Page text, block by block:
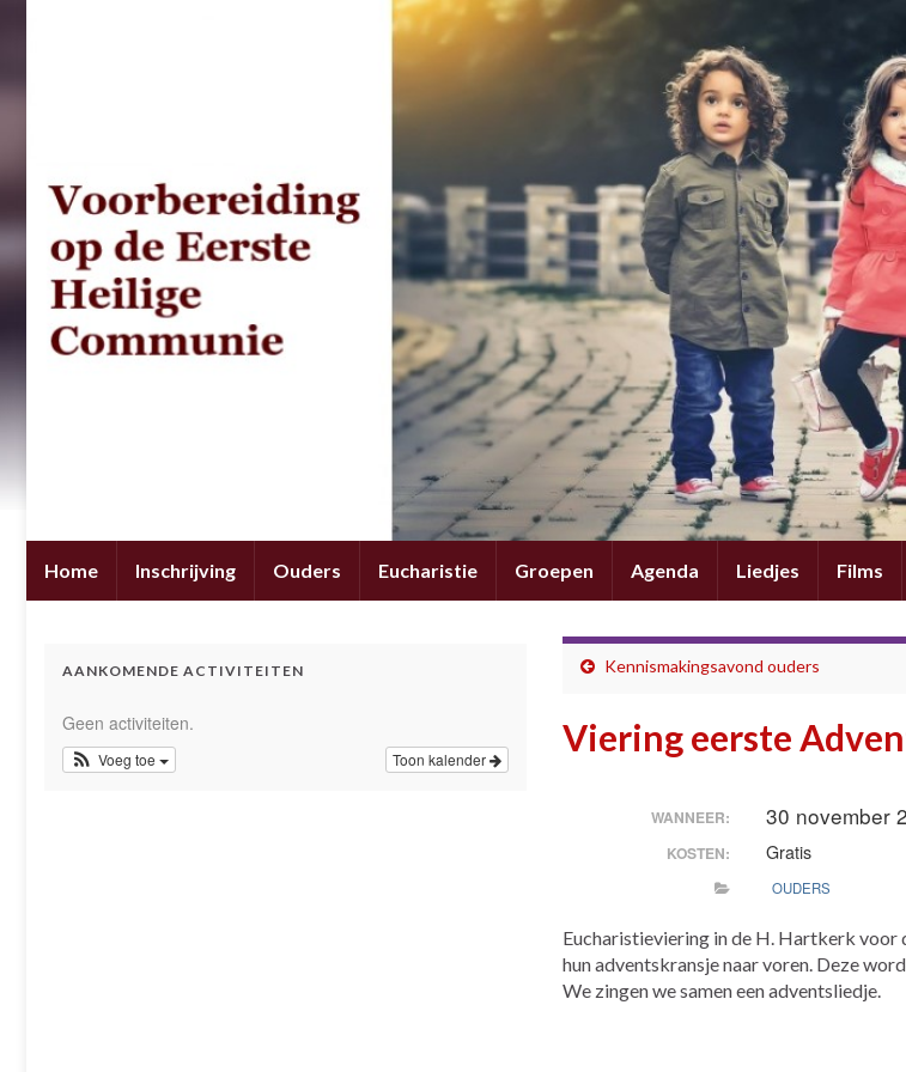
Home Inschrijving Ouders Eucharistie Groepen Agenda Liedjes Films
Kennismakingsavond ouders
Viering eerste
WANNEER: 30 november
KOSTEN: Gratis
OUDERS
Eucharistieviering in de H. Hartkerk voor
hun adventskransje naar voren. Deze
We zingen we samen een adventsliedje.
AANKOMENDE ACTIVITEITEN
Geen activiteiten.
Toon kalender
Voeg toe